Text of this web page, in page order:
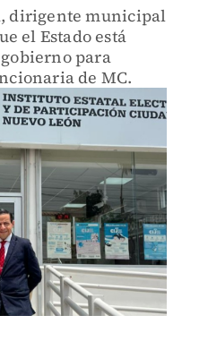
dirigente municipal
el Estado está
para
de MC.